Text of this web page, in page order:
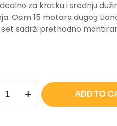
za kratku i srednju
Osim 15 metara dugog
sadrži prethodno
ADD TO